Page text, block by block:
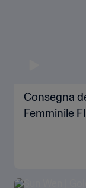
Consegna
Femminile